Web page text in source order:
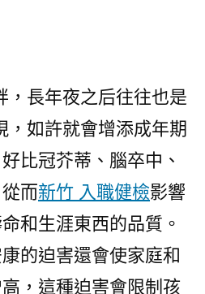
長年夜之后往往也是
，如許就會增添成年期
比冠芥蒂、腦卒中、
而新竹 入職健檢影響
和生涯東西的品質。
的迫害還會使家庭和
，這種迫害會限制孩